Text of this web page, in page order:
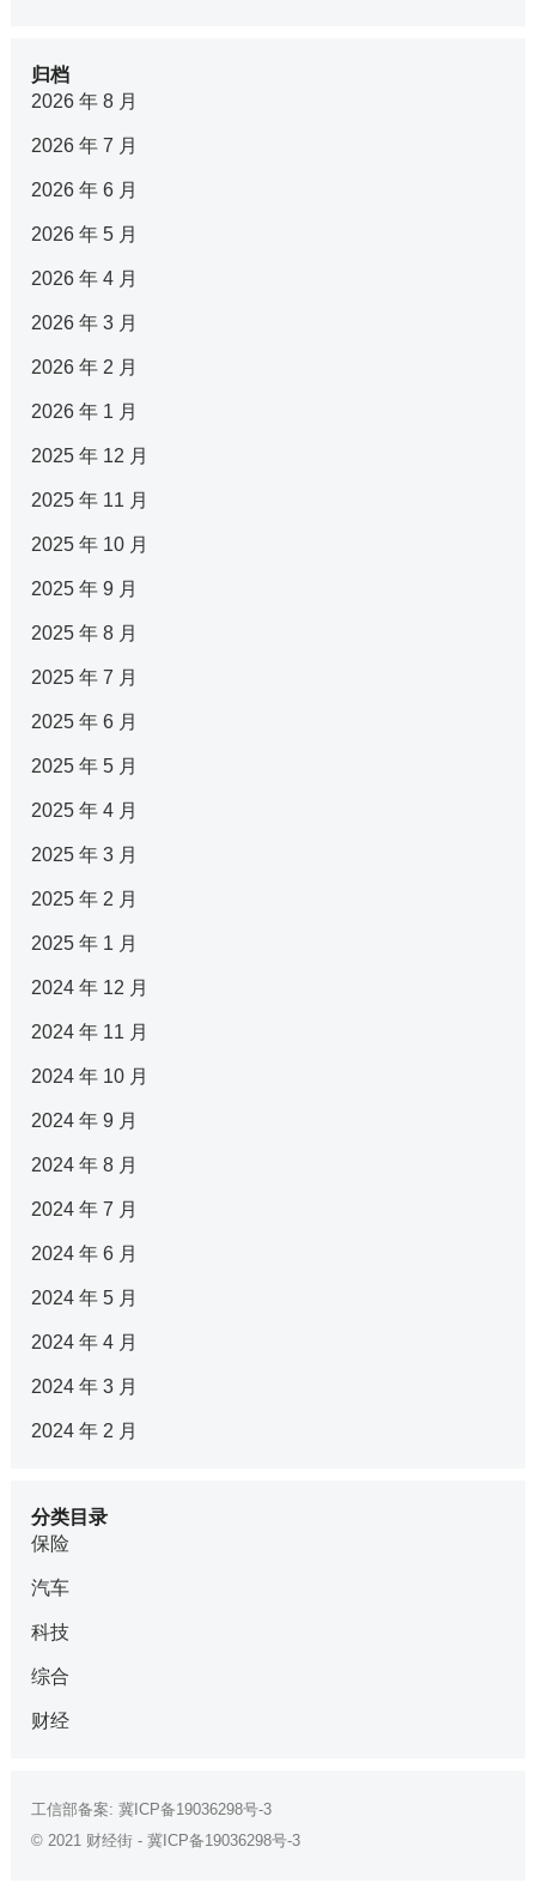
归档
2026 年 8 月
2026 年 7 月
2026 年 6 月
2026 年 5 月
2026 年 4 月
2026 年 3 月
2026 年 2 月
2026 年 1 月
2025 年 12 月
2025 年 11 月
2025 年 10 月
2025 年 9 月
2025 年 8 月
2025 年 7 月
2025 年 6 月
2025 年 5 月
2025 年 4 月
2025 年 3 月
2025 年 2 月
2025 年 1 月
2024 年 12 月
2024 年 11 月
2024 年 10 月
2024 年 9 月
2024 年 8 月
2024 年 7 月
2024 年 6 月
2024 年 5 月
2024 年 4 月
2024 年 3 月
2024 年 2 月
分类目录
保险
汽车
科技
综合
财经
工信部备案: 冀ICP备19036298号-3
© 2021 财经街- 冀ICP备19036298号-3